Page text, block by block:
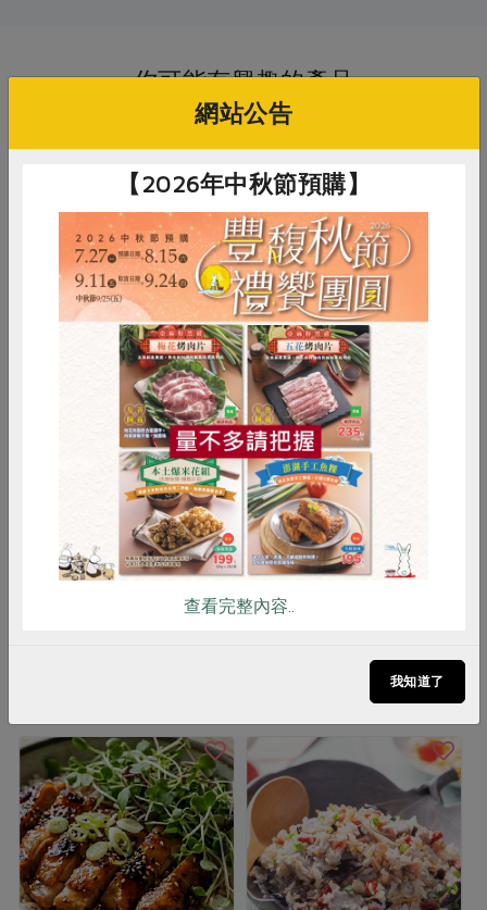
你可能有興趣的產品
圓糯米(宜蘭)-1kg/包
暫無庫存
陳晉恭
長秈糯米(宜蘭)-1kg/包
1公斤
全素 常溫
$125
看更多產品
RPET 食譜 減硝酸鹽
雞蛋 食安 共同購買
網站公告
【2026年中秋節預購】
查看完整內容..
我知道了